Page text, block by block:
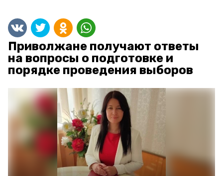
Приволжане получают ответы
на вопросы о подготовке и
порядке проведения выборов